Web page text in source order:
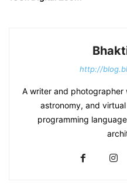
http://
A writer and photographer
astronomy, and
programming